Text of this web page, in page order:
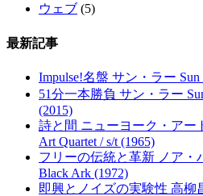
ウェブ (5)
最新記事
Impulse!名盤 サン・ラー Sun
51分一本勝負 サン・ラー
(2015)
詩と間 ニューヨーク・アー
Art Quartet / s/t (1965)
フリーの伝統と革新 ノア・
Black Ark (1972)
即興とノイズの実験性 高柳